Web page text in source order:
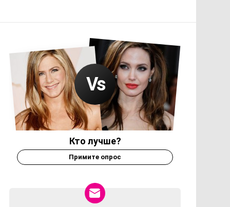
Кто лучше?
Примите опрос